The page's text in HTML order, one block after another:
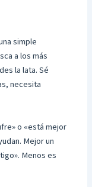
simple
a los más
la lata. Sé
necesita
o «está mejor
Mejor un
Menos es